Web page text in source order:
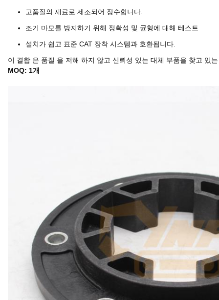
고품질의 재료로 제조되어 장수합니다.
조기 마모를 방지하기 위해 정확성 및 균형에 대해 테스트
설치가 쉽고 표준 CAT 장착 시스템과 호환됩니다.
이 결합 은 품질 을 저해 하지 않고 신뢰성 있는 대체 부품을 찾고 있
MOQ: 1개